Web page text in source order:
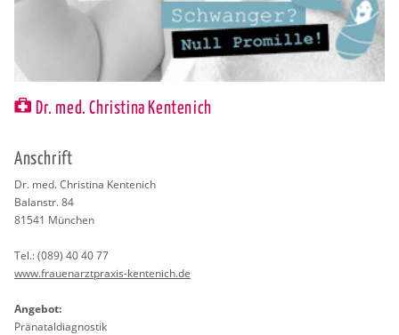
Dr. med. Christina Kentenich
An­schrift
Dr. med. Chris­ti­na Ken­tenich
Balan­str. 84
81541 Mün­chen
Tel.:(089) 40 40 77
www.​fra​uena​rztp​raxi​s-​kentenich.​de
An­ge­bot:
Prä­na­tal­dia­gnos­tik